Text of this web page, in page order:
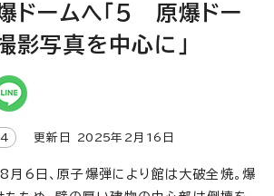
ドームへ「5 原爆ドー
写真を中心に」
更新日 2025年2月 16 日
6日、原子爆弾により館は大破全焼。爆